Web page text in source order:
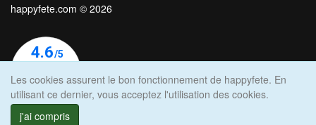
happyfete.com © 2026
Les cookies assurent le bon fonctionnement de happyfete. En
utilisant ce dernier, vous acceptez l'utilisation des cookies.
j'ai compris